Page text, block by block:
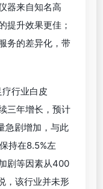
器来自知名高
提升效果更佳；
务的差异化，带
行业白皮
三年增长，预计
急剧增加，与此
持在8.5%左
剧等因素从400
，该行业并未形